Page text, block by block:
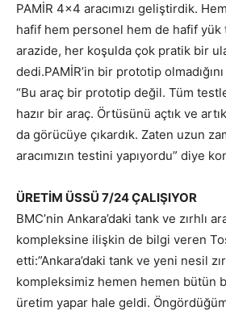
PAMİR 4×4 aracımızı geliştirdik.
hafif hem personel hem de hafif yük
arazide, her koşulda çok pratik bir
dedi.PAMİR’in bir prototip
“Bu araç bir prototip değil. Tüm
hazır bir araç. Örtüsünü açtık ve
da görücüye çıkardık. Zaten uzun
aracımızın testini yapıyordu” diye
ÜRETİM ÜSSÜ 7/24 ÇALIŞIYOR
BMC’nin Ankara’daki tank ve zırhlı
kompleksine ilişkin de bilgi veren
etti:”Ankara’daki tank ve yeni nesil
kompleksimiz hemen hemen bütün
üretim yapar hale geldi.